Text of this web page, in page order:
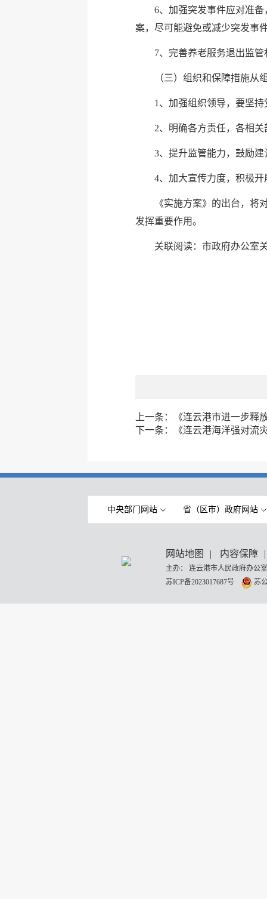
6、加强突发事件应对准
案，尽可能避免或减少突发事
7、完善养老服务退出监
（三）组织和保障措施从
1、加强组织领导，要坚
2、明确各方责任，各相
3、提升监管能力，鼓励
4、加大宣传力度，积极
《实施方案》的出台，将
发挥重要作用。
关联阅读： 市政府办公室
上一条：
《连云港市进一步释
下一条：
《连云港海洋强对流
中央部门网站 省（区市）政府网站
网站地图 | 内容保障 |
主办： 连云港市人民政府办
苏ICP备2023017687号
苏